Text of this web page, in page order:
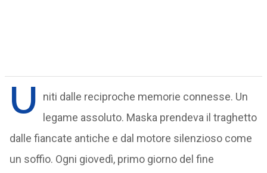
U
niti dalle reciproche memorie connesse. Un
legame assoluto. Maska prendeva il traghetto
dalle fiancate antiche e dal motore silenzioso come
un soffio. Ogni giovedì, primo giorno del fine